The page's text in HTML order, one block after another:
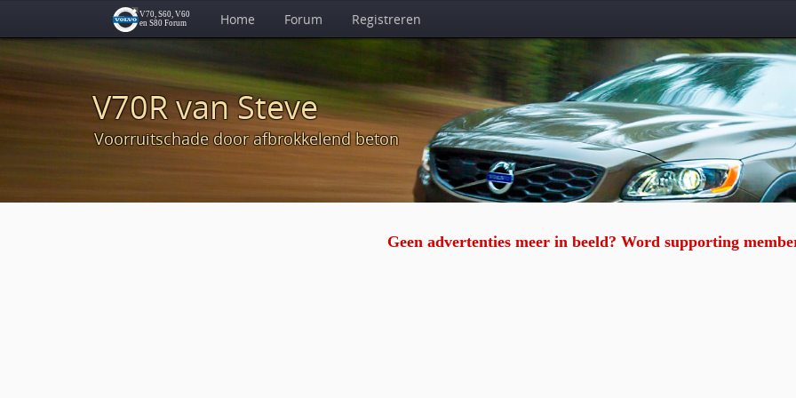
Home Forum Registreren
V70R van Steve
Voorruitschade door afbrokkelend beton
Geen advertenties meer in beeld? Word supporting